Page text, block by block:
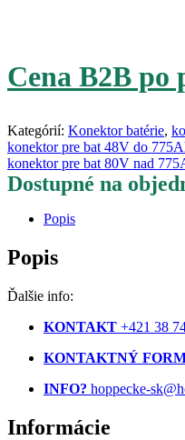
Cena B2B po
Kategórií: Konektor batérie,
konektor pre bat 48V do
konektor pre bat 80V nad
Dostupné na
Popis
Popis
Ďalšie info:
KONTAKT +421 38
KONTAKTNÝ
INFO? hoppecke-
Informácie